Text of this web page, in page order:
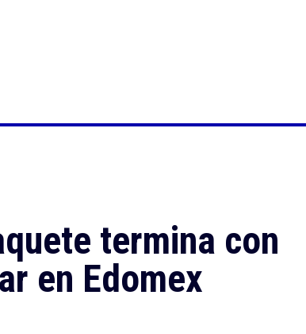
termina con
en Edomex